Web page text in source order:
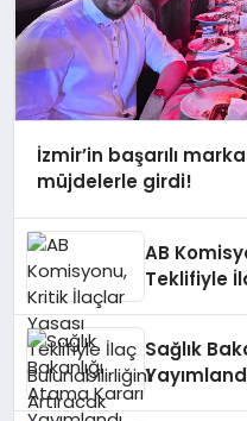
İzmir’in başarılı
müjdelerle girdi!
AB
Teklifiyle
Sağlık